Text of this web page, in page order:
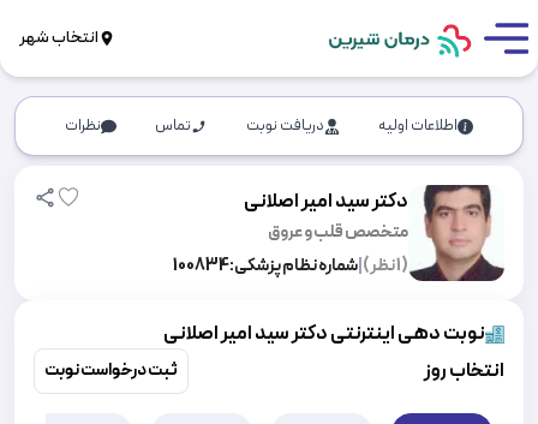
انتخاب شهر
اطلاعات اولیه دریافت نوبت تماس نظرات
دکتر سید امیر اصلانی
متخصص قلب و عروق
(
1نظر) شماره نظام پزشکی:100834
نوبت دهی اینترنتی دکتر سید امیر اصلانی
انتخاب روز
ثبت درخواست نوبت